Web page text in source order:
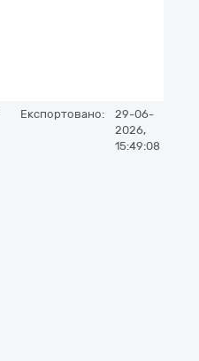
Експортовано:
29-06-
2026,
15:49:08